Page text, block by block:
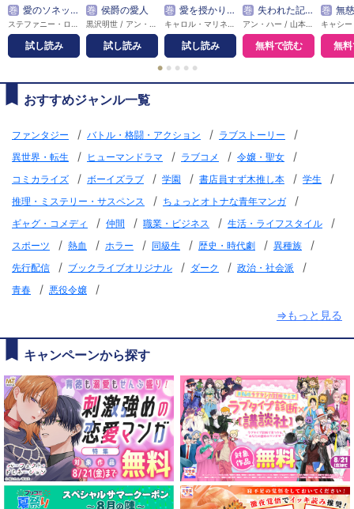
巻 愛のソネット
試し読み
巻 侯爵の愛人
試し読み
巻 愛を授かりしベネチア【特典付き】
試し読み
巻 失われた記憶－契約結婚【分冊】
無料で読む
巻 無慈悲な
無
● ● ● ● ●
おすすめジャンル一覧
ファンタジー / バトル・格闘・アクション / ラブストーリー /
異世界・転生 / ヒューマンドラマ / ラブコメ / 令嬢・聖女 /
コミカライズ / ボーイズラブ / 学園 / 書店員すず木推し本 / 学生 /
推理・ミステリー・サスペンス / ちょっとオトナな青年マンガ /
ギャグ・コメディ / 仲間 / 職業・ビジネス / 生活・ライフスタイル /
スポーツ / 熱血 / ホラー / 同級生 / 歴史・時代劇 / 異種族 /
先行配信 / ブックライブオリジナル / ダーク / 政治・社会派 /
青春 / 悪役令嬢
/
⇒もっと見る
キャンペーンから探す